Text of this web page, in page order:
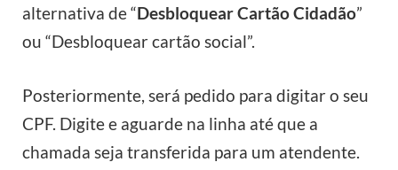
alternativa de “Desbloquear Cartão Cidadão”
ou “Desbloquear cartão social”.
Posteriormente, será pedido para digitar o seu
CPF. Digite e aguarde na linha até que a
chamada seja transferida para um atendente.